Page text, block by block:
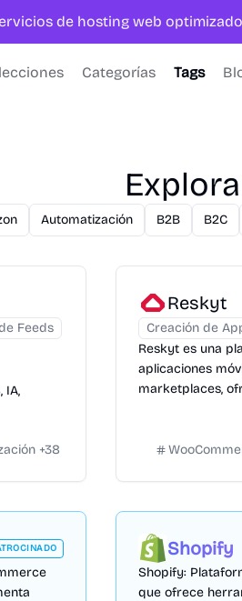
de hosting web
Categorías Tags
Automatización B2B B2C
Feeds
IA,
+38
Reskyt
Creación de
Reskyt es una
aplicaciones
marketplaces,
Shopify
Shopify:
que ofrece